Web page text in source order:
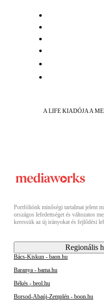
A LIFE KIADÓJA A
Portfóliónk minőségi tartalmat jelent
országos lefedettséget és változatos
keressük az új irányokat és fejlődési
Regionális
Bács-Kiskun - baon.hu
Baranya - bama.hu
Békés - beol.hu
Borsod-Abaúj-Zemplén - boon.hu